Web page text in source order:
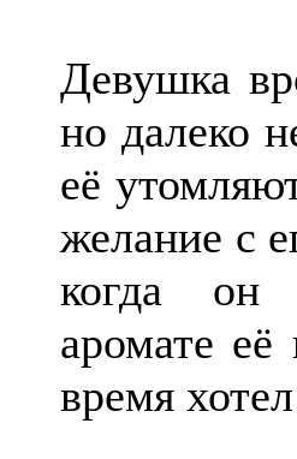
Девушка
но далеко
её
желание с
когда он
аромате
время